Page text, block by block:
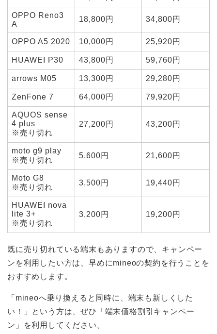
OPPO Reno3
A
18,800円 34,800円
OPPO A5 2020 10,000円 25,920円
HUAWEI P30 43,800円 59,760円
arrows M05 13,300円 29,280円
ZenFone 7 64,000円 79,920円
AQUOS sense
4 plus
※売り切れ
27,200円 43,200円
moto g9 play
※売り切れ
5,600円 21,600円
Moto G8
※売り切れ
3,500円 19,440円
HUAWEI nova
lite 3+
※売り切れ
3,200円 19,200円
既に売り切れている端末もありますので、キャンペー
ンを利用したい方は、早めにmineoの契約を行うことを
おすすめします。
「mineoへ乗り換えると同時に、端末も新しくした
い！」という方は、ぜひ「端末価格割引キャンペー
ン」を利用してください。